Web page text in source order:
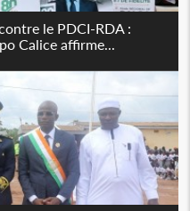
le PDCI-RDA :
Calice affirme...